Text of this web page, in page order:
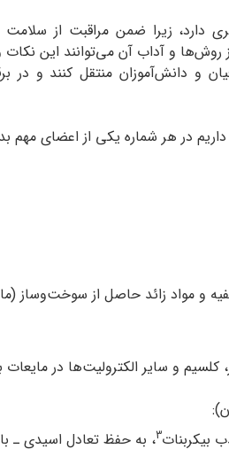
دارد، زیرا ضمن مراقبت از
روش‌ها و آداب آن می‌توانند این
و دانش‌آموزان منتقل کنند و در
داریم در هر شماره یکی از اعضای
کلسیم و سایر الکترولیت‌ها در
بیکربنات3، به حفظ تعادل اسیدی ـ